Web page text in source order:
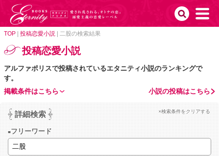
TOP 投稿恋愛小説 二股の検索結果
投稿恋愛小説
アルファポリスで投稿されているエタニティ小説のランキングで
す。
小説の投稿はこちら
掲載条件はこちら
詳細検索 ×検索条件をクリアする
フリーワード